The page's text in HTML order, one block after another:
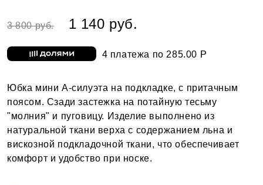
3 800 руб. 1 140 руб.
4 платежа по 285.00 Р
Юбка мини А-силуэта на подкладке, с притачным
поясом. Сзади застежка на потайную тесьму
"молния" и пуговицу. Изделие выполнено из
натуральной ткани верха с содержанием льна и
вискозной подкладочной ткани, что обеспечивает
комфорт и удобство при носке.